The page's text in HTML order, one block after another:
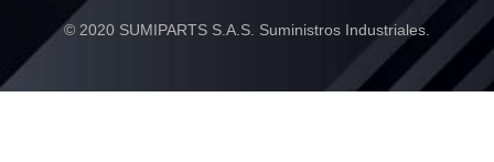
© 2020 SUMIPARTS S.A.S. Suministros Industriales.